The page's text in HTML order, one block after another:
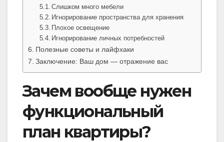
Слишком много мебели
Игнорирование пространства для хранения
Плохое освещение
Игнорирование личных потребностей
Полезные советы и лайфхаки
Заключение: Ваш дом — отражение вас
Зачем вообще нужен
функциональный
план квартиры?